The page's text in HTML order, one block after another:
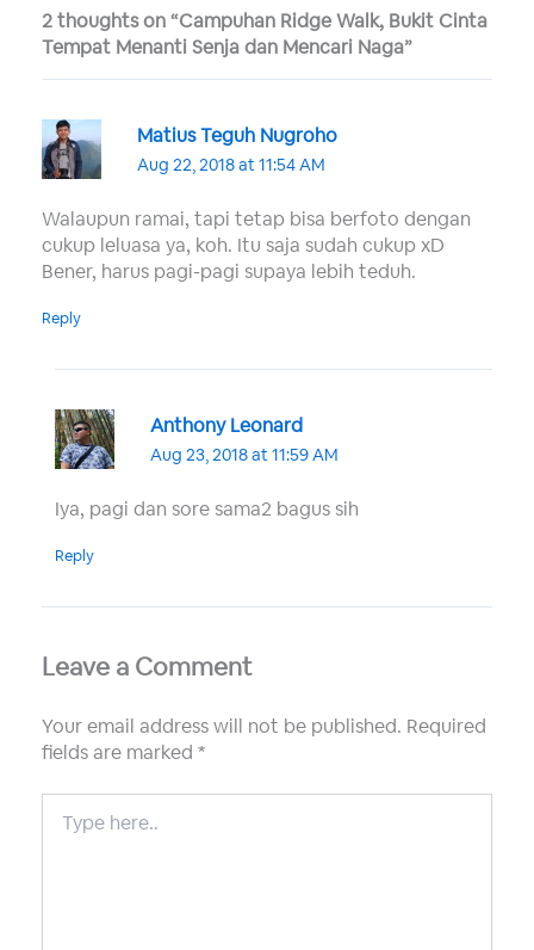
2 thoughts on “Campuhan Ridge Walk, Bukit Cinta
Tempat Menanti Senja dan Mencari Naga”
Matius Teguh Nugroho
Aug 22, 2018 at 11:54 AM
Walaupun ramai, tapi tetap bisa berfoto dengan
cukup leluasa ya, koh. Itu saja sudah cukup xD
Bener, harus pagi-pagi supaya lebih teduh.
Reply
Anthony Leonard
Aug 23, 2018 at 11:59 AM
Iya, pagi dan sore sama2 bagus sih
Reply
Leave a Comment
Your email address will not be published. Required
fields are marked *
here..